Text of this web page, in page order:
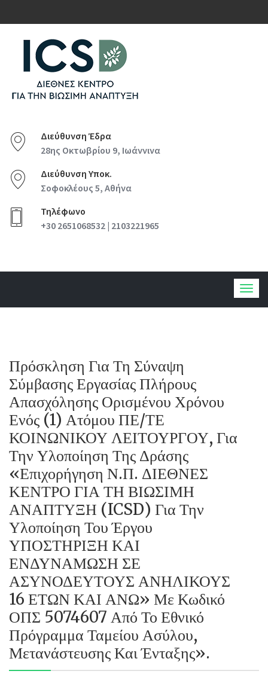
Διεύθυνση Έδρα
28ης Οκτωβρίου 9, Ιωάννινα
Διεύθυνση Υποκ.
Σοφοκλέους 5, Αθήνα
Τηλέφωνο
+30 2651068532 | 2103221965
Πρόσκληση Για Τη Σύναψη
Σύμβασης Εργασίας Πλήρους
Απασχόλησης Ορισμένου Χρόνου
Ενός (1) Ατόμου ΠΕ/ΤΕ
ΚΟΙΝΩΝΙΚΟΥ ΛΕΙΤΟΥΡΓΟΥ, Για
Την Υλοποίηση Της Δράσης
«Επιχορήγηση Ν.Π. ΔΙΕΘΝΕΣ
ΚΕΝΤΡΟ ΓΙΑ ΤΗ ΒΙΩΣΙΜΗ
ΑΝΑΠΤΥΞΗ (ICSD) Για Την
Υλοποίηση Του Έργου
ΥΠΟΣΤΗΡΙΞΗ ΚΑΙ
ΕΝΔΥΝΑΜΩΣΗ ΣΕ
ΑΣΥΝΟΔΕΥΤΟΥΣ ΑΝΗΛΙΚΟΥΣ
16 ΕΤΩΝ ΚΑΙ ΑΝΩ» Με Κωδικό
ΟΠΣ 5074607 Από Το Εθνικό
Πρόγραμμα Ταμείου Ασύλου,
Μετανάστευσης Και Ένταξης».